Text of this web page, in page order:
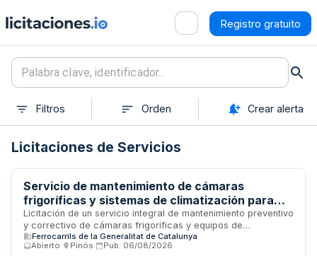
Registro gratuito
Filtros Orden Crear alerta
Licitaciones de Servicios
Servicio de mantenimiento de cámaras
frigoríficas y sistemas de climatización para
explotaciones turísticas de Ferrocarrils de la
Generalitat de Catalunya
Licitación de un servicio integral de mantenimiento preventivo
y correctivo de cámaras frigoríficas y equipos de
climatización pertenecientes a las instalaciones turísticas de
Ferrocarrils de la Generalitat de Catalunya. El contrato
Ferrocarrils de la Generalitat de Catalunya
Abierto
Pinós Pub. 06/08/2026